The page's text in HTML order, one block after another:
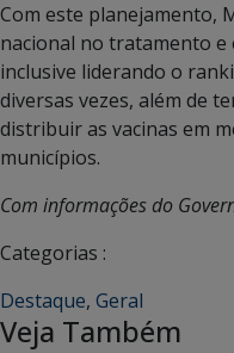
Com este planejamento,
nacional no tratamento
inclusive liderando o
diversas vezes, além de
distribuir as vacinas em
municípios.
Com informações do
Categorias :
Destaque, Geral
Veja Também